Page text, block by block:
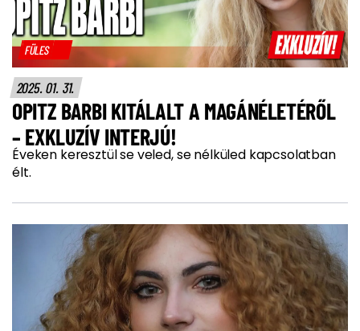
FÜLES
2025. 01. 31.
OPITZ BARBI KITÁLALT A MAGÁNÉLETÉRŐL
– EXKLUZÍV INTERJÚ!
Éveken keresztül se veled, se nélküled kapcsolatban
élt.